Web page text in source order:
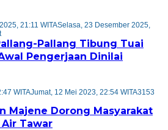
21:11 WITASelasa, 23 Desember 2025,
Pallang Tibung Tuai
Pengerjaan Dinilai
WITAJumat, 12 Mei 2023, 22:54 WITA3153
Majene Dorong Masyarakat
Tawar